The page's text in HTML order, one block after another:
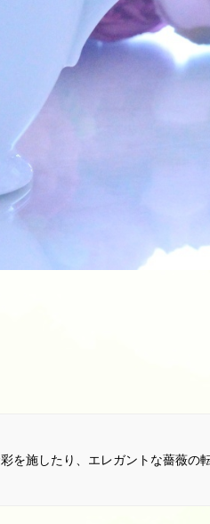
を施したり、エレガントな薔薇の